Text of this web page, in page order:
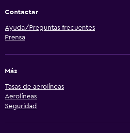
Contactar
Ayuda/Preguntas frecuentes
Prensa
Más
Tasas de aerolíneas
Aerolíneas
Seguridad